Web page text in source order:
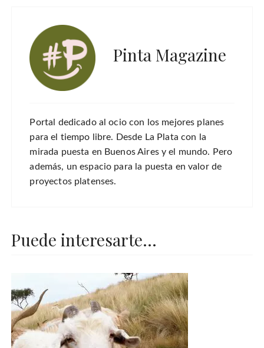
Pinta Magazine
Portal dedicado al ocio con los mejores planes
para el tiempo libre. Desde La Plata con la
mirada puesta en Buenos Aires y el mundo. Pero
además, un espacio para la puesta en valor de
proyectos platenses.
Puede interesarte...